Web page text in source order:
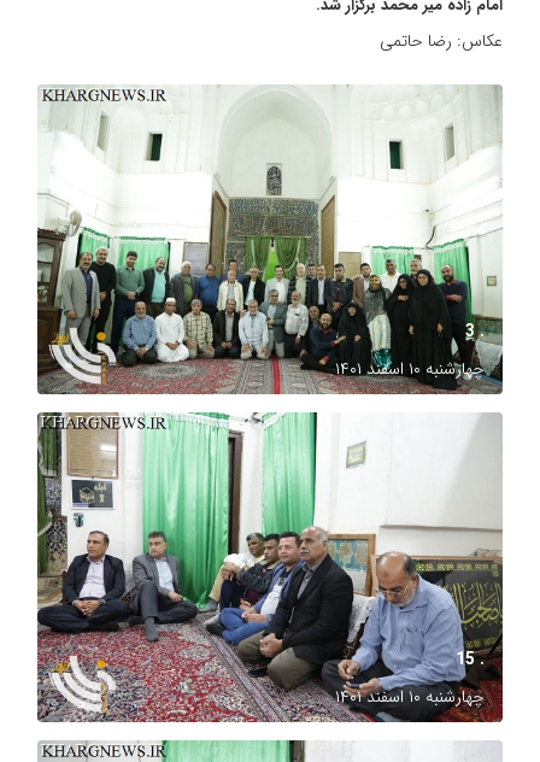
امام زاده میر محمد برگزار شد.
عکاس: رضا حاتمی
. 3
چهارشنبه ۱۰ اسفند ۱۴۰۱
. 15
چهارشنبه ۱۰ اسفند ۱۴۰۱